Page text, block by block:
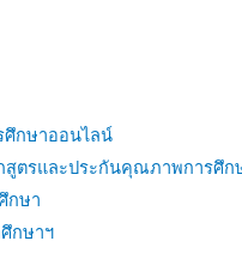
ศึกษาออนไลน์
ตรและประกันคุณภาพการศึก
กษา
กษาฯ